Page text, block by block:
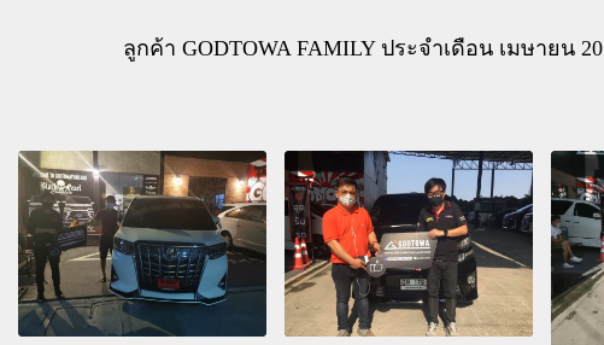
ลูกค้า GODTOWA FAMILY ประจำเดือน เมษายน 20